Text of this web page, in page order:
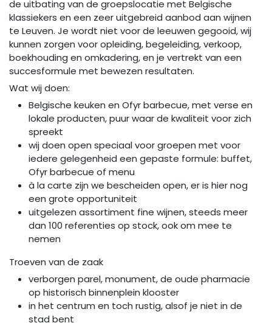
de uitbating van de groepslocatie met Belgische
klassiekers en een zeer uitgebreid aanbod aan wijnen
te Leuven. Je wordt niet voor de leeuwen gegooid, wij
kunnen zorgen voor opleiding, begeleiding, verkoop,
boekhouding en omkadering, en je vertrekt van een
succesformule met bewezen resultaten.
Wat wij doen:
Belgische keuken en Ofyr barbecue, met verse en
lokale producten, puur waar de kwaliteit voor zich
spreekt
wij doen open speciaal voor groepen met voor
iedere gelegenheid een gepaste formule: buffet,
Ofyr barbecue of menu
à la carte zijn we bescheiden open, er is hier nog
een grote opportuniteit
uitgelezen assortiment fine wijnen, steeds meer
dan 100 referenties op stock, ook om mee te
nemen
Troeven van de zaak
verborgen parel, monument, de oude pharmacie
op historisch binnenplein klooster
in het centrum en toch rustig, alsof je niet in de
stad bent